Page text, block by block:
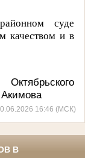
суде
качеством и в
16:46 (МСК)
В